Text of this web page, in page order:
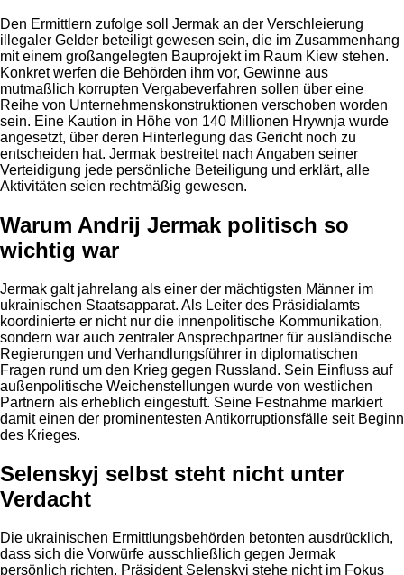
Den Ermittlern zufolge soll Jermak an der Verschleierung
illegaler Gelder beteiligt gewesen sein, die im Zusammenhang
mit einem großangelegten Bauprojekt im Raum Kiew stehen.
Konkret werfen die Behörden ihm vor, Gewinne aus
mutmaßlich korrupten Vergabeverfahren sollen über eine
Reihe von Unternehmenskonstruktionen verschoben worden
sein. Eine Kaution in Höhe von 140 Millionen Hrywnja wurde
angesetzt, über deren Hinterlegung das Gericht noch zu
entscheiden hat. Jermak bestreitet nach Angaben seiner
Verteidigung jede persönliche Beteiligung und erklärt, alle
Aktivitäten seien rechtmäßig gewesen.
Warum Andrij Jermak politisch so
wichtig war
Jermak galt jahrelang als einer der mächtigsten Männer im
ukrainischen Staatsapparat. Als Leiter des Präsidialamts
koordinierte er nicht nur die innenpolitische Kommunikation,
sondern war auch zentraler Ansprechpartner für ausländische
Regierungen und Verhandlungsführer in diplomatischen
Fragen rund um den Krieg gegen Russland. Sein Einfluss auf
außenpolitische Weichenstellungen wurde von westlichen
Partnern als erheblich eingestuft. Seine Festnahme markiert
damit einen der prominentesten Antikorruptionsfälle seit Beginn
des Krieges.
Selenskyj selbst steht nicht unter
Verdacht
Die ukrainischen Ermittlungsbehörden betonten ausdrücklich,
dass sich die Vorwürfe ausschließlich gegen Jermak
persönlich richten. Präsident Selenskyj stehe nicht im Fokus